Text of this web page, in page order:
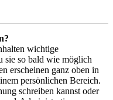
wichtige
sie so bald wie möglich
erscheinen ganz oben in
persönlichen Bereich.
schreiben kannst oder